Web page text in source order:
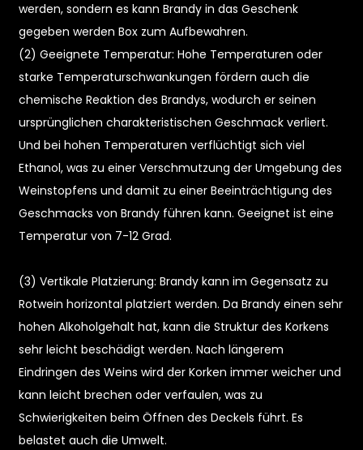
werden, sondern es kann Brandy in das Geschenk
gegeben werden Box zum Aufbewahren.
(2) Geeignete Temperatur: Hohe Temperaturen oder
starke Temperaturschwankungen fördern auch die
chemische Reaktion des Brandys, wodurch er seinen
ursprünglichen charakteristischen Geschmack verliert.
Und bei hohen Temperaturen verflüchtigt sich viel
Ethanol, was zu einer Verschmutzung der Umgebung des
Weinstopfens und damit zu einer Beeinträchtigung des
Geschmacks von Brandy führen kann. Geeignet ist eine
Temperatur von 7-12 Grad.
(3) Vertikale Platzierung: Brandy kann im Gegensatz zu
Rotwein horizontal platziert werden. Da Brandy einen sehr
hohen Alkoholgehalt hat, kann die Struktur des Korkens
sehr leicht beschädigt werden. Nach längerem
Eindringen des Weins wird der Korken immer weicher und
kann leicht brechen oder verfaulen, was zu
Schwierigkeiten beim Öffnen des Deckels führt. Es
belastet auch die Umwelt.